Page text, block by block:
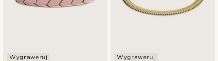
Wygraweruj Wygraweruj